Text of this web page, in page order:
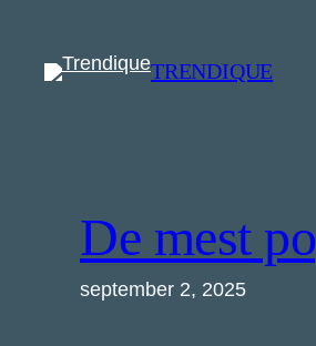
indhold
TRENDIQUE
De mest
september 2, 2025